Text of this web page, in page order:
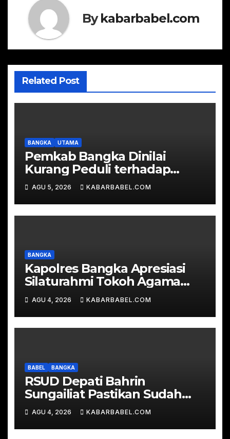
Bykabarbabel.com
Related Post
BANGKA UTAMA
Pemkab Bangka Dinilai
Kurang Peduli terhadap
Pemuda, Sekjen KNPI:
Jangan Sampai KNPI Mati
AGU 5, 2026 KABARBABEL.COM
BANGKA
Kapolres Bangka Apresiasi
Silaturahmi Tokoh Agama
FKUB, Ajak Jaga Kerukunan
dan Kondusivitas Daerah
AGU 4, 2026 KABARBABEL.COM
BABEL BANGKA
RSUD Depati Bahrin
Sungailiat Pastikan Sudah
Tindaklanjuti Temuan BPK
AGU 4, 2026 KABARBABEL.COM